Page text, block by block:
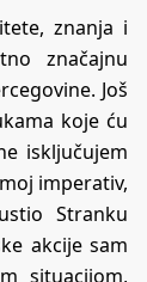
znanja i
značajnu
Još
koje ću
isključujem
imperativ,
Stranku
akcije sam
situacijom,